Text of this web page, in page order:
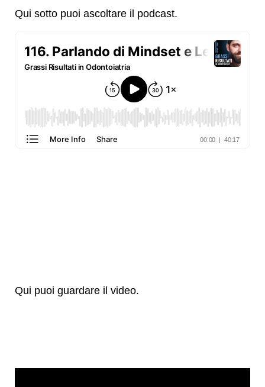
Qui sotto puoi ascoltare il podcast.
Qui puoi guardare il video.